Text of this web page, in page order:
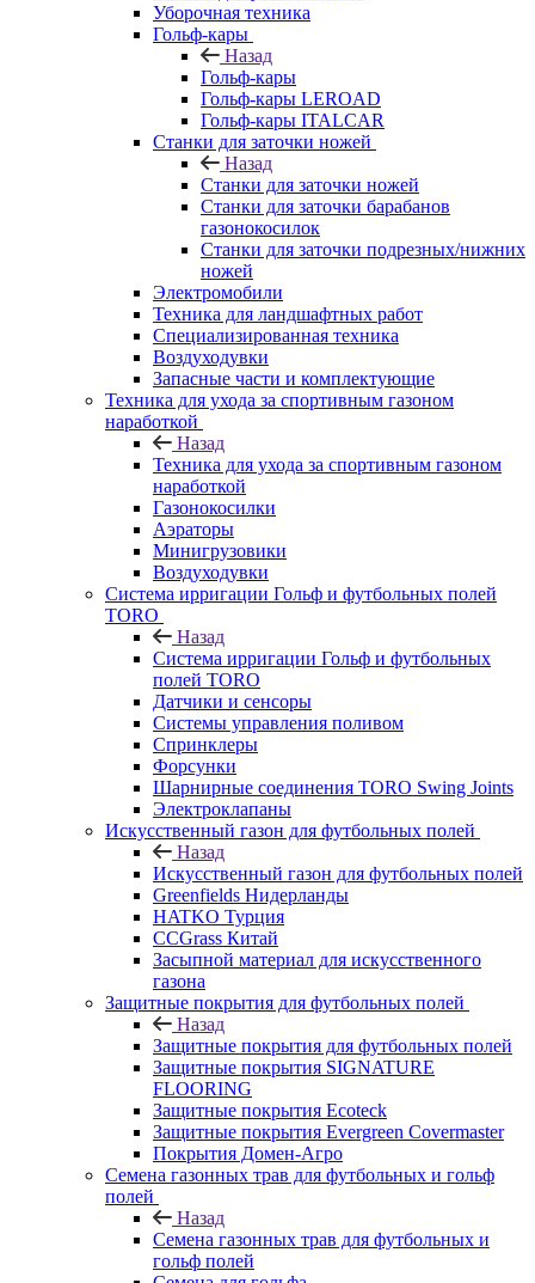
Уборочная техника
Гольф-кары
Назад
Гольф-кары
Гольф-кары LEROAD
Гольф-кары ITALCAR
Станки для заточки ножей
Назад
Станки для заточки ножей
Станки для заточки барабанов
газонокосилок
Станки для заточки подрезных/нижних
ножей
Электромобили
Техника для ландшафтных работ
Специализированная техника
Воздуходувки
Запасные части и комплектующие
Техника для ухода за спортивным газоном
наработкой
Назад
Техника для ухода за спортивным газоном
наработкой
Газонокосилки
Аэраторы
Минигрузовики
Воздуходувки
Система ирригации Гольф и футбольных полей
TORO
Назад
Система ирригации Гольф и футбольных
полей TORO
Датчики и сенсоры
Системы управления поливом
Спринклеры
Форсунки
Шарнирные соединения TORO Swing Joints
Электроклапаны
Искусственный газон для футбольных полей
Назад
Искусственный газон для футбольных полей
Greenfields Нидерланды
HATKO Турция
CCGrass Китай
Засыпной материал для искусственного
газона
Защитные покрытия для футбольных полей
Назад
Защитные покрытия для футбольных полей
Защитные покрытия SIGNATURE
FLOORING
Защитные покрытия Ecoteck
Защитные покрытия Evergreen Covermaster
Покрытия Домен-Агро
Семена газонных трав для футбольных и гольф
полей
Назад
Семена газонных трав для футбольных и
гольф полей